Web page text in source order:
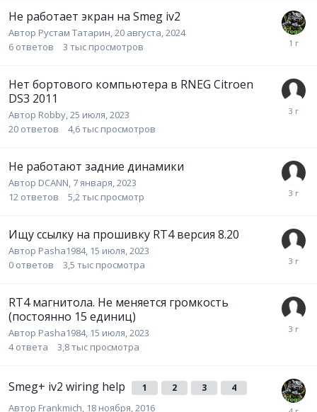
Не работает экран на Smeg iv2
Автор Рустам Татарин,20 августа, 2024
6 ответов 3 тыс просмотров
Нет бортового компьютера в RNEG Citroen
DS3 2011
Автор Robby,25 июля, 2023
20 ответов 4,6 тыс просмотров
Не работают задние динамики
Автор DCANN,7 января, 2023
12 ответов 5,2 тыс просмотр
Ищу ссылку на прошивку RT4 версия 8.20
Автор Pasha1984, 15 июля, 2023
0 ответов 3,5 тыс просмотра
RT4 магнитола. Не меняется громкость
(постоянно 15 единиц)
Автор Pasha1984, 15 июля, 2023
4 ответа 3,8 тыс просмотра
Smeg+ iv2 wiring help 1 2 3 4
Автор Frankmich, 18 ноября, 2016